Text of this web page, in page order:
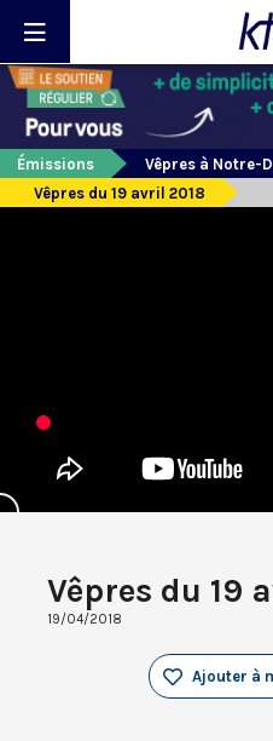
Émissions
Vêpres à Notre-
Vêpres du 19 avril 2018
Vêpres du 19
19/04/2018
Ajouter à